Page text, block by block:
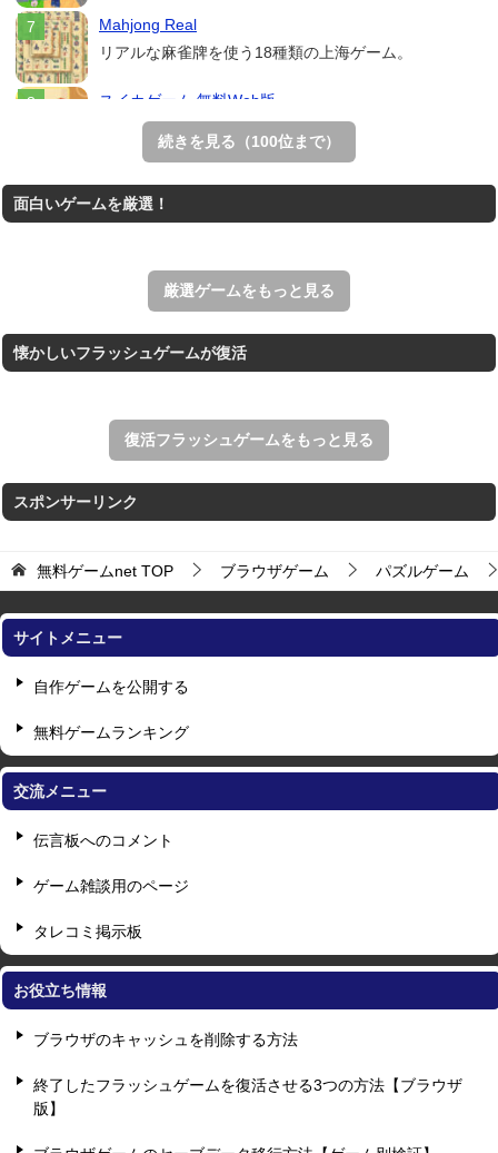
Mahjong Real
リアルな麻雀牌を使う18種類の上海ゲーム。
スイカゲーム 無料Web版
スイカゲームをスクラッチで再現した無料Web版。
王国を構築していく放置系のシミュレーションゲーム。
すべての矢印を画面外へ導くパズルゲーム。
続きを見る（100位まで）
面白いゲームを厳選！
厳選ゲームをもっと見る
懐かしいフラッシュゲームが復活
復活フラッシュゲームをもっと見る
スポンサーリンク
無料ゲームnet TOP ブラウザゲーム パズルゲーム
サイトメニュー
自作ゲームを公開する
無料ゲームランキング
交流メニュー
伝言板へのコメント
ゲーム雑談用のページ
タレコミ掲示板
お役立ち情報
ブラウザのキャッシュを削除する方法
終了したフラッシュゲームを復活させる3つの方法【ブラウザ
版】